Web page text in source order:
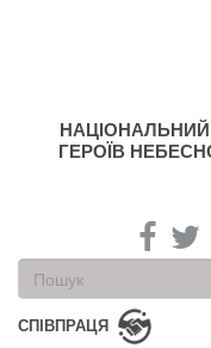
ГЕРОЇВ
Пошукова
форма
Пошук
СПІВПРАЦЯ